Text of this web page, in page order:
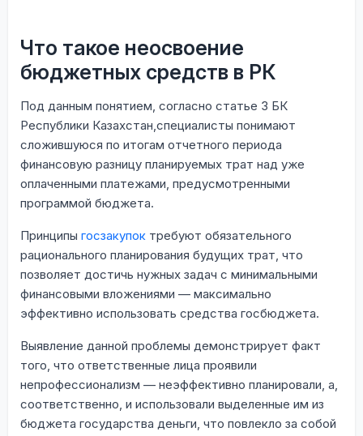
Что такое неосвоение
бюджетных средств в РК
Под данным понятием, согласно статье 3 БК
Республики Казахстан,специалисты понимают
сложившуюся по итогам отчетного периода
финансовую разницу планируемых трат над уже
оплаченными платежами, предусмотренными
программой бюджета.
Принципы госзакупок требуют обязательного
рационального планирования будущих трат, что
позволяет достичь нужных задач с минимальными
финансовыми вложениями — максимально
эффективно использовать средства госбюджета.
Выявление данной проблемы демонстрирует факт
того, что ответственные лица проявили
непрофессионализм — неэффективно планировали, а,
соответственно, и использовали выделенные им из
бюджета государства деньги, что повлекло за собой